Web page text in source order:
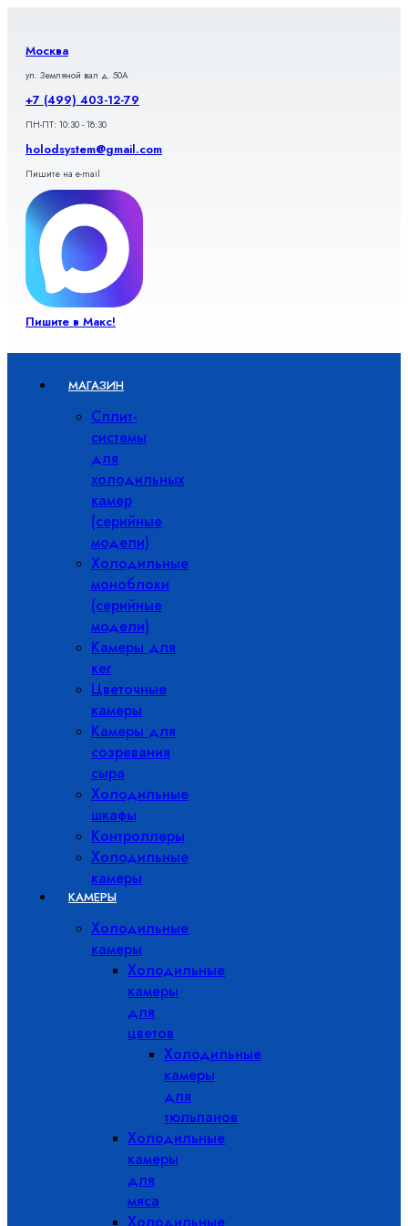
содержимому
Москва
ул. Земляной вал д. 50А
+7 (499) 403-12-79
ПН-ПТ: 10:30 - 18:30
holodsystem@gmail.com
Пишите на e-mail
Пишите в Макс!
МАГАЗИН
Сплит-
системы
для
холодильных
камер
(серийные
модели)
Холодильные
моноблоки
(серийные
модели)
Камеры для
кег
Цветочные
камеры
Камеры для
созревания
сыра
Холодильные
шкафы
Контроллеры
Холодильные
камеры
КАМЕРЫ
Холодильные
камеры
Холодильные
камеры
для
цветов
Холодильные
камеры
для
тюльпанов
Холодильные
камеры
для
мяса